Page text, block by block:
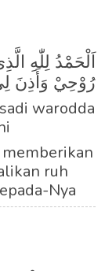
اَلْحَمْدُ لِلّٰهِ
رُوْحِيْ وَأَذِنَ
warodda
ruh
Nya